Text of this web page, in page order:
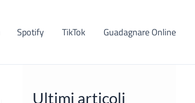
Spotify TikTok Guadagnare Online
Ultimi articoli